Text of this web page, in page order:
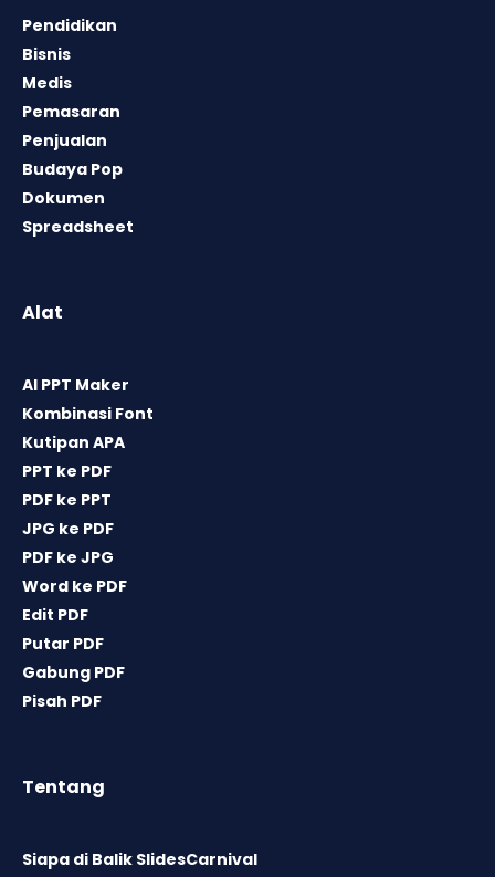
Pendidikan
Bisnis
Medis
Pemasaran
Penjualan
Budaya Pop
Dokumen
Spreadsheet
Alat
AI PPT Maker
Kombinasi Font
Kutipan APA
PPT ke PDF
PDF ke PPT
JPG ke PDF
PDF ke JPG
Word ke PDF
Edit PDF
Putar PDF
Gabung PDF
Pisah PDF
Tentang
Siapa di Balik SlidesCarnival